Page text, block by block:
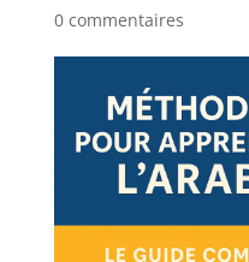
0 commentaires